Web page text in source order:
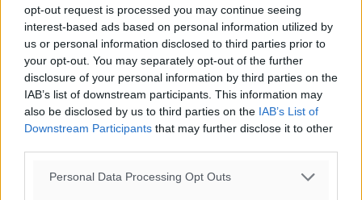
opt-out request is processed you may continue seeing
interest-based ads based on personal information utilized by
us or personal information disclosed to third parties prior to
your opt-out. You may separately opt-out of the further
disclosure of your personal information by third parties on the
IAB’s list of downstream participants. This information may
also be disclosed by us to third parties on the IAB’s List of
Downstream Participants that may further disclose it to other
Personal Data Processing Opt Outs